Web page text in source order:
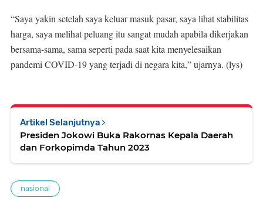
“Saya yakin setelah saya keluar masuk pasar, saya lihat stabilitas
harga, saya melihat peluang itu sangat mudah apabila dikerjakan
bersama-sama, sama seperti pada saat kita menyelesaikan
pandemi COVID-19 yang terjadi di negara kita,” ujarnya. (lys)
Artikel Selanjutnya
Presiden Jokowi Buka Rakornas Kepala Daerah
dan Forkopimda Tahun 2023
nasional